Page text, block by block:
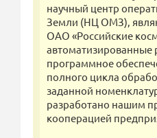
научный центр
Земли (НЦ ОМЗ),
ОАО «Российские
автоматизированные
программное
полного цикла
заданной
разработано нашим
кооперацией